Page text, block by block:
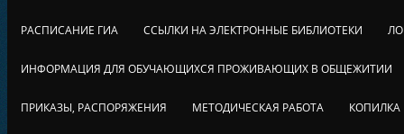
РАСПИСАНИЕ ГИА ССЫЛКИ НА ЭЛЕКТРОННЫЕ БИБЛИОТЕКИ
ИНФОРМАЦИЯ ДЛЯ ОБУЧАЮЩИХСЯ ПРОЖИВАЮЩИХ В ОБЩЕЖИТИИ
ПРИКАЗЫ, РАСПОРЯЖЕНИЯ МЕТОДИЧЕСКАЯ РАБОТА КОПИЛКА